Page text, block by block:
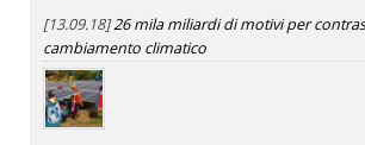
[13.09.18]26 mila miliardi di motivi per
cambiamento climatico